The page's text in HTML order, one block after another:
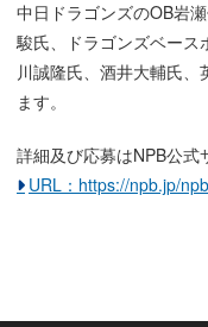
中日ドラゴンズのOB岩
駿氏、ドラゴンズベース
川誠隆氏、酒井大輔氏
ます。
詳細及び応募はNPB公式
URL：https://npb.jp/